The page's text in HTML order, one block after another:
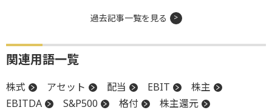
過去記事一覧を見る
関連用語一覧
株式 アセット 配当 EBIT
株主
EBITDA
S&P500 格付
株主還元